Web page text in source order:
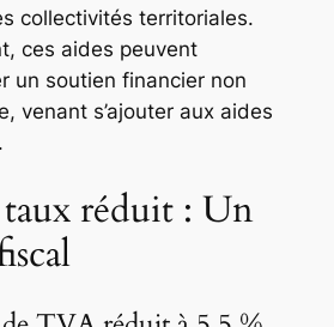
collectivités territoriales.
ces aides peuvent
un soutien financier non
venant s’ajouter aux aides
réduit : Un